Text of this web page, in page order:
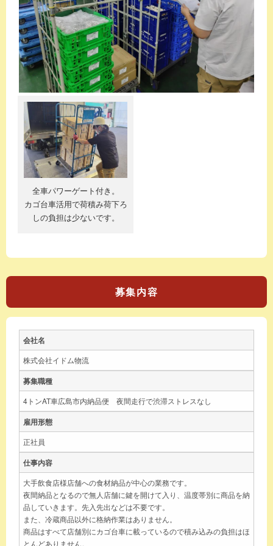
全車パワーゲート付き。
カゴ台車活用で荷積み荷下ろ
しの負担は少ないです。
募集内容
会社名
株式会社イドム物流
募集職種
4トンAT車広島市内納品便 夜間走行で渋滞ストレスなし
雇用形態
正社員
仕事内容
大手飲食店様店舗への食材納品が中心の業務です。
夜間納品となるので無人店舗に鍵を開けて入り、温度帯別に商品を納
品していきます。先入先出などは不要です。
また、冷蔵商品以外に格納作業はありません。
商品はすべて店舗別にカゴ台車に載っているので積み込みの負担はほ
とんどありません。